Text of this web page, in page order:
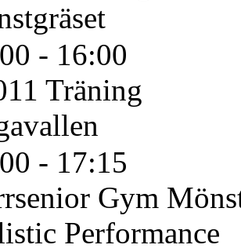
- 16:00
Träning
- 17:15
Gym
Performance